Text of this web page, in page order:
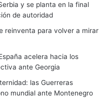
y se planta en la final
de autoridad
reinventa para volver a mirar
acelera hacia los
ante Georgia
las Guerreras
mundial ante Montenegro